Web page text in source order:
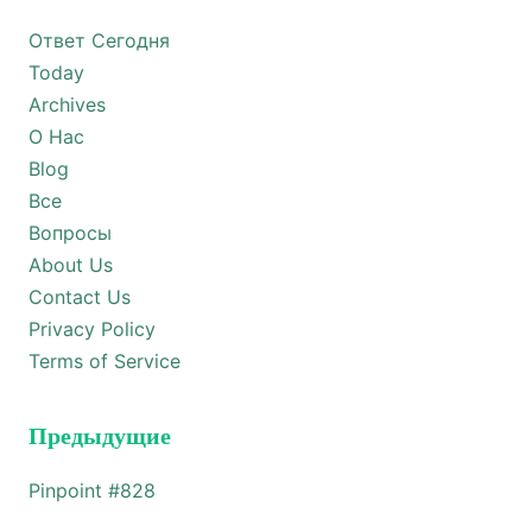
Ответ Сегодня
Today
Archives
О Нас
Blog
Все
Вопросы
About Us
Contact Us
Privacy Policy
Terms of Service
Предыдущие
Pinpoint #828